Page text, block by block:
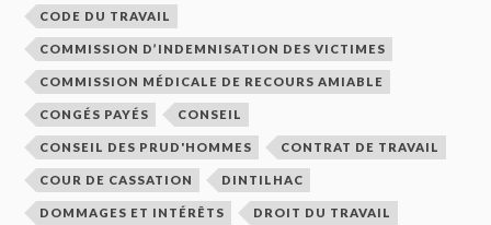
CODE DU TRAVAIL
COMMISSION D’INDEMNISATION DES VICTIMES
COMMISSION MÉDICALE DE RECOURS AMIABLE
CONGÉS PAYÉS CONSEIL
CONSEIL DES PRUD'HOMMES CONTRAT DE TRAVAIL
COUR DE CASSATION DINTILHAC
DOMMAGES ET INTÉRÊTS DROIT DU TRAVAIL